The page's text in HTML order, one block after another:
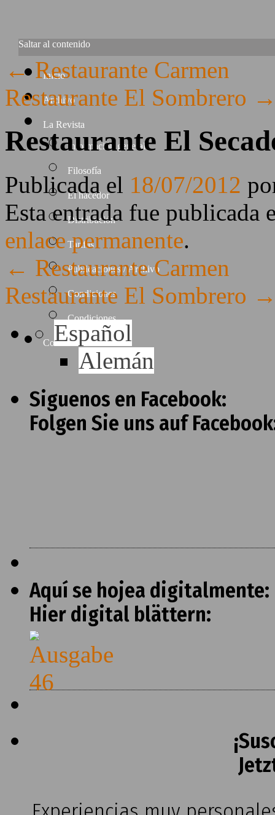
Saltar al contenido
Inicio
Archivo
La Revista
Información general
Filosofía
El hacedor
Distribución
Tarifas
Publicaciones / Archivo
Condiciones
Condiciones
Contacto
←Restaurante Carmen
Restaurante El Sombrero
Restaurante El
Publicada el 18/07/2012
Esta entrada fue publicada
enlace permanente.
← Restaurante Carmen
Restaurante El Sombrero
Español
Alemán
Siguenos en Facebook:
Folgen Sie uns auf
Aquí se hojea digitalmente:
Hier digital blättern: